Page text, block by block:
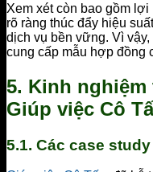
Xem xét còn bao gồm
rõ ràng thúc đẩy hiệu
dịch vụ bền vững. Vì vậy,
cung cấp mẫu hợp đồng
5. Kinh
Giúp việc Cô
5.1. Các case